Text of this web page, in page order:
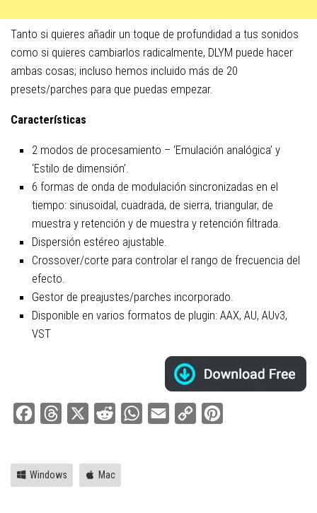
Tanto si quieres añadir un toque de profundidad a tus sonidos
como si quieres cambiarlos radicalmente, DLYM puede hacer
ambas cosas; incluso hemos incluido más de 20
presets/parches para que puedas empezar.
Características
2 modos de procesamiento – ‘Emulación analógica’ y
‘Estilo de dimensión’.
6 formas de onda de modulación sincronizadas en el
tiempo: sinusoidal, cuadrada, de sierra, triangular, de
muestra y retención y de muestra y retención filtrada.
Dispersión estéreo ajustable.
Crossover/corte para controlar el rango de frecuencia del
efecto.
Gestor de preajustes/parches incorporado.
Disponible en varios formatos de plugin: AAX, AU, AUv3,
VST
FacebookThreads Reddit WhatsApp
Email
Copy
Windows Mac